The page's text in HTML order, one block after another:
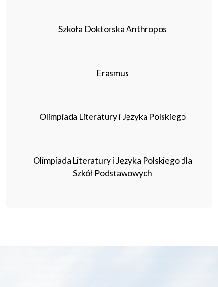
Szkoła Doktorska Anthropos
Erasmus
Olimpiada Literatury i Języka Polskiego
Olimpiada Literatury i Języka Polskiego dla
Szkół Podstawowych